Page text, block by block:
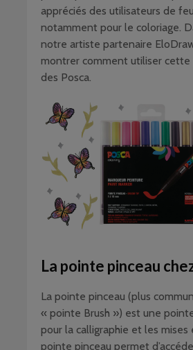
appréciés des utilisateurs de
notamment pour le coloriage.
notre artiste partenaire
montrer comment utiliser cette
des Posca.
La pointe pinceau
La pointe pinceau (plus
« pointe Brush ») est une
pour la calligraphie et les mises
pointe pinceau permet